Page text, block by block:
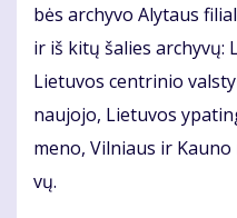
bės ar­chy­vo Aly­taus
ir iš ki­tų ša­lies ar­chy­vų:
Lie­tu­vos cen­tri­nio
nau­jo­jo, Lie­tu­vos
me­no, Vil­niaus ir
vų.